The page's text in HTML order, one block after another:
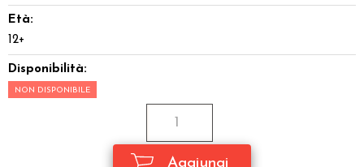
Età:
12+
Disponibilità:
NON DISPONIBILE